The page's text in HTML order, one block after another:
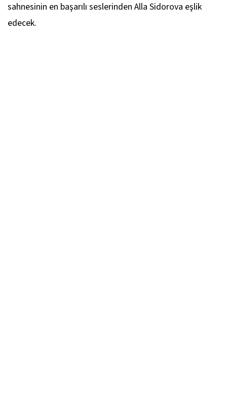
sahnesinin en başarılı seslerinden Alla Sidorova eşlik
edecek.